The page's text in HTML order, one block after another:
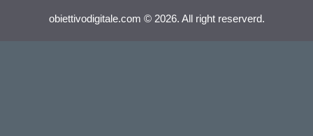
obiettivodigitale.com © 2026. All right reserverd.